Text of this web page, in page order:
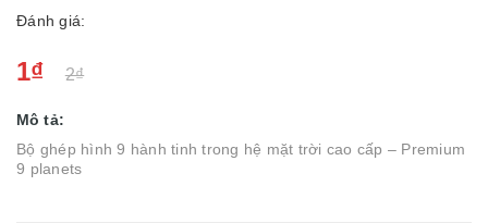
Đánh giá:
1₫ 2₫
Mô tả:
Bộ ghép hình 9 hành tinh trong hệ mặt trời cao cấp – Premium
9 planets